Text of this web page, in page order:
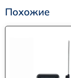
Похожие